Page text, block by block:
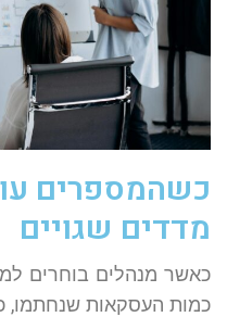
כשהמספרים
מדדים שגויים
כאשר מנהלים בוחרים
כמות העסקאות שנחתמו,